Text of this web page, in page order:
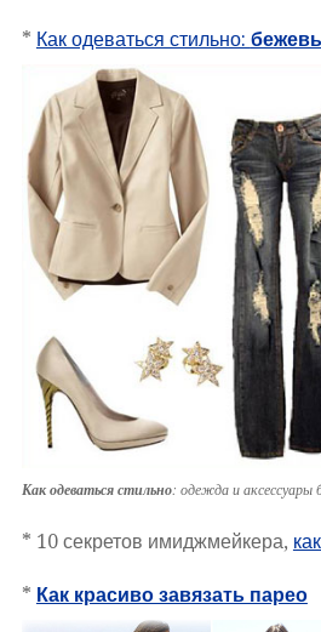
* Как одеваться стильно:
Как одеваться стильно: одежда и аксессуары
* 10 секретов имиджмейкера,
* Как красиво завязать парео